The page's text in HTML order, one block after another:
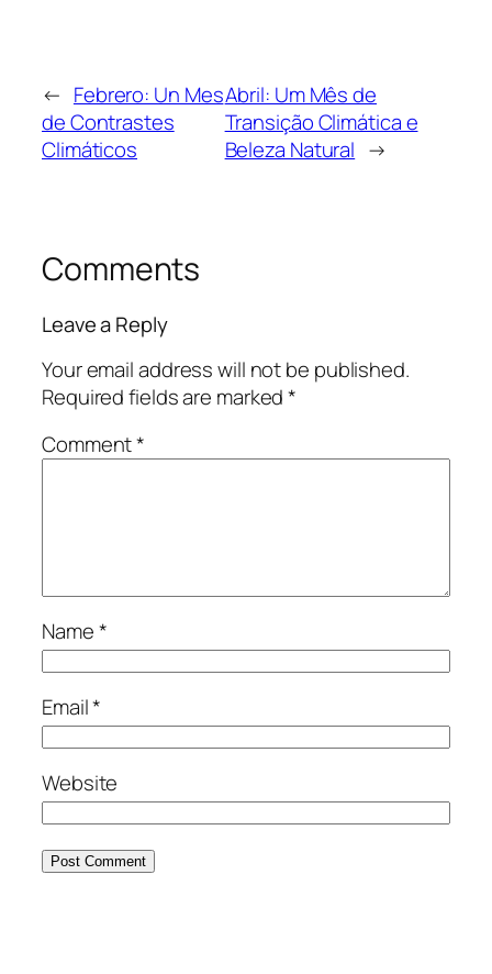
← Febrero: Un Mes
de Contrastes
Climáticos
Abril: Um Mês de
Transição Climática e
Beleza Natural →
Comments
Leave a Reply
Your email address will not be published.
Required fields are marked*
Comment*
Name*
Email*
Website